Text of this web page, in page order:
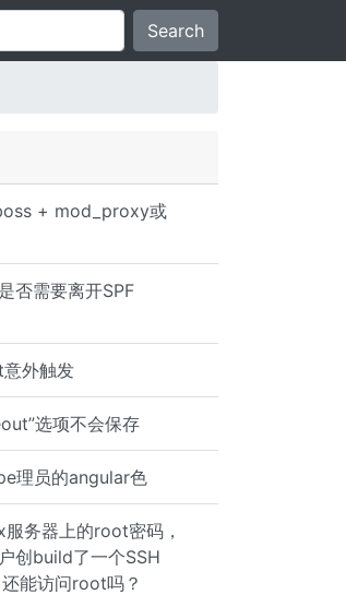
Search
+ mod_proxy或
否需要离开SPF
外触发
选项不会保存
理员的angular色
务器上的root密码，
创build了一个SSH
能访问root吗？